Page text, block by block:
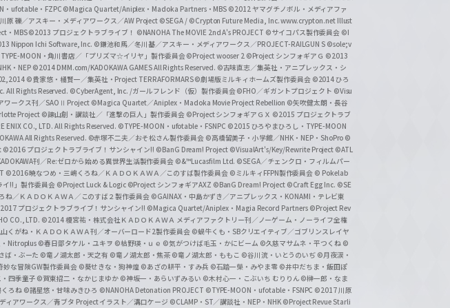
f
f
i
c
i
a
l
C
h
a
n
n
e
l
・ufotable・FZPC ©Magica Quartet/Aniplex・Madoka Partners・MBS ©2012 ヤマグチノボル・メディアファ
原 礫／アスキー・メディアワークス／AW Project ©SEGA / ©Crypton Future Media, Inc. www.crypton.net Illust
MBS ©2013 プロジェクトラブライブ！ ©NANOHA The MOVIE 2nd A's PROJECT ©サイコパス製作委員会 ©I
Nippon Ichi Software, Inc. ©鎌池和馬／冬川基／アスキー・メディアワークス／PROJECT-RAILGUN S ©sole;v
MOON・角川書店／「プリズマ☆イリヤ」製作委員会©Project wooser 2 ©Project シンフォギアＧ ©2013
・NEP ©2014 DMM.com/KADOKAWA GAMES All Rights Reserved. ©古味直志／集英社・アニプレックス・シ
©貴家悠・橘賢一／集英社・Project TERRAFORMARS©劇場版ミルキィホームズ製作委員会 ©2014 ひろ
All Rights Reserved. ©CyberAgent, Inc. /ガールフレンド（仮）製作委員会©FHO／ギガントプロジェクト ©Visu
ワークス刊／SAOⅡ Project ©Magica Quartet／Aniplex・Madoka Movie Project Rebellion ©矢吹健太朗・長谷
Project ©諫山創・講談社／「進撃の巨人」製作委員会 ©Project シンフォギアＧＸ ©2015 プロジェクトラブ
ENIX CO., LTD. All Rights Reserved. ©TYPE-MOON・ufotable・FSNPC ©2015 ひろやまひろし・TYPE-MOON
All Rights Reserved. ©赤塚不二夫／おそ松さん製作委員会 ©高橋留美子・小学館／NHK・NEP・ShoPro ©
©2016 プロジェクトラブライブ！サンシャイン!! ©BanG Dream! Project ©VisualArt's/Key/Rewrite Project ©ATL
刊／Re:ゼロから始める異世界生活製作委員会 ©&™Lucasfilm Ltd. ©SEGA／チェンクロ・フィルムパー
©2016 暁なつめ・三嶋くろね／ＫＡＤＯＫＡＷＡ／このすば製作委員会 ©ミルキィFFPN製作委員会 © Pokelab
イ!!」製作委員会 ©Project Luck & Logic ©Project シンフォギアAXZ ©BanG Dream! Project ©Craft Egg Inc. ©SE
ね／ＫＡＤＯＫＡＷＡ／このすば２製作委員会 ©GAINAX・中島かずき／アニプレックス・KONAMI・テレビ東
プロジェクトラブライブ！サンシャイン!! ©Magica Quartet/Aniplex・Magia Record Partners ©Project Rev
CO., LTD. ©2014 榎宮祐・株式会社ＫＡＤＯＫＡＷＡ メディアファクトリー刊／ノーゲーム・ノーライフ全権
くがね・ＫＡＤＯＫＡＷＡ刊／オーバーロード2製作委員会 ©蝸牛くも・SBクリエイティブ／ゴブリンスレイヤ
Nitroplus ©春日部タケル・ユキヲ ©枯野瑛・ｕｅ ©気がつけば毛玉・かにビーム ©久慈マサムネ・平つくね ©
ば・ぶーた ©竜ノ湖太郎・天之有 ©竜ノ湖太郎・焦茶 ©竜ノ湖太郎・ももこ ©谷川流・いとうのいぢ ©月夜涙・
妙な冒険GW製作委員会 ©葵せきな・狗神煌 ©あざの耕平・すみ兵 ©石踏一榮・みやま零 ©井中だちま・飯田ぽ
四季童子 ©賀東招二・なかじまゆか ©神坂一・あらいずみるい ©木村心一・こぶいち むりりん ©榊一郎・なま
ろね ©諸星悠・甘味みきひろ ©NANOHA Detonation PROJECT ©TYPE-MOON・ufotable・FSNPC ©2017 川原
アワークス／青ブタ Project イラスト／溝口ケージ ©CLAMP・ST／講談社・NEP・NHK ©Project Revue Starli